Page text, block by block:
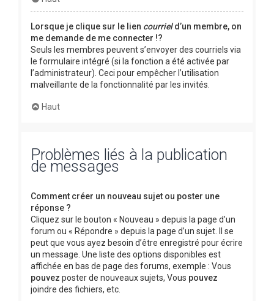
Lorsque je clique sur le lien courrield’un membre, on
me demande de me connecter !?
Seuls les membres peuvent s’envoyer des courriels via
le formulaire intégré (si la fonction a été activée par
l’administrateur). Ceci pour empêcher l’utilisation
malveillante de la fonctionnalité par les invités.
Haut
Problèmes liés à la publication
de messages
Comment créer un nouveau sujet ou poster une
réponse ?
Cliquez sur le bouton « Nouveau » depuis la page d’un
forum ou « Répondre » depuis la page d’un sujet. Il se
peut que vous ayez besoin d’être enregistré pour écrire
un message. Une liste des options disponibles est
affichée en bas de page des forums, exemple : Vous
pouvez poster de nouveaux sujets, Vous pouvez
joindre des fichiers, etc.